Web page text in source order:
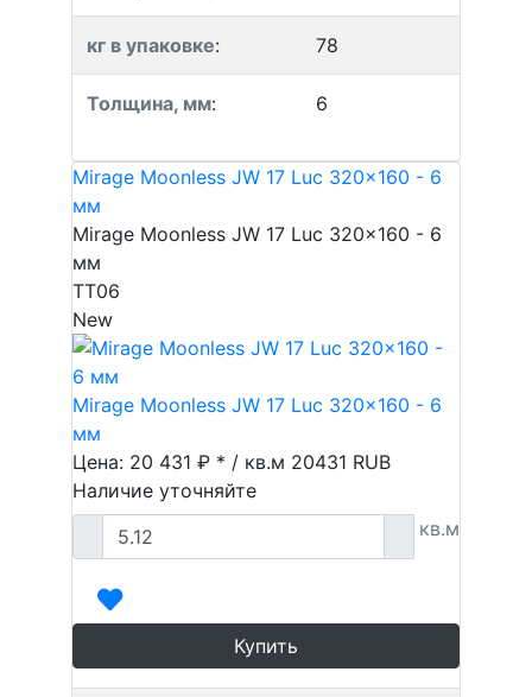
кг в упаковке: 78
Толщина, мм: 6
Mirage Moonless JW 17 Luc 320x160 - 6
мм
Mirage Moonless JW 17 Luc 320x160 - 6
мм
TT06
New
Mirage Moonless JW 17 Luc 320x160 - 6
мм
Цена: 20 431 ₽ * / кв.м 20431 RUB
Наличие уточняйте
кв.м
Купить